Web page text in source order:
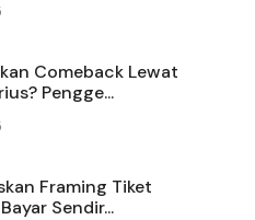
Comeback Lewat
Pengge...
Framing Tiket
Sendir...